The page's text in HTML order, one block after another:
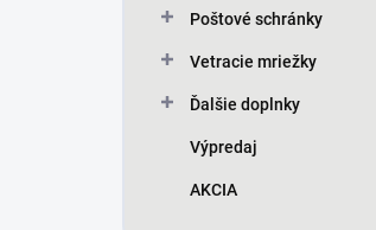
Poštové schránky
Vetracie mriežky
Ďalšie doplnky
Výpredaj
AKCIA